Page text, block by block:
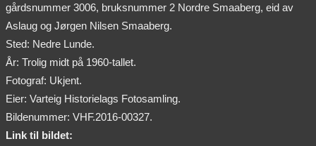
gårdsnummer 3006, bruksnummer 2 Nordre Smaaberg, eid av
Aslaug og Jørgen Nilsen Smaaberg.
Sted: Nedre Lunde.
År: Trolig midt på 1960-tallet.
Fotograf: Ukjent.
Eier: Varteig Historielags Fotosamling.
Bildenummer: VHF.2016-00327.
Link til bildet: